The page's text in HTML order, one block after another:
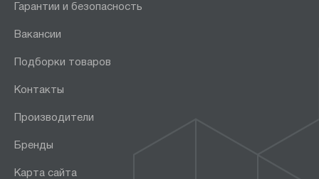
Гарантии и безопасность
Вакансии
Подборки товаров
Контакты
Производители
Бренды
Карта сайта